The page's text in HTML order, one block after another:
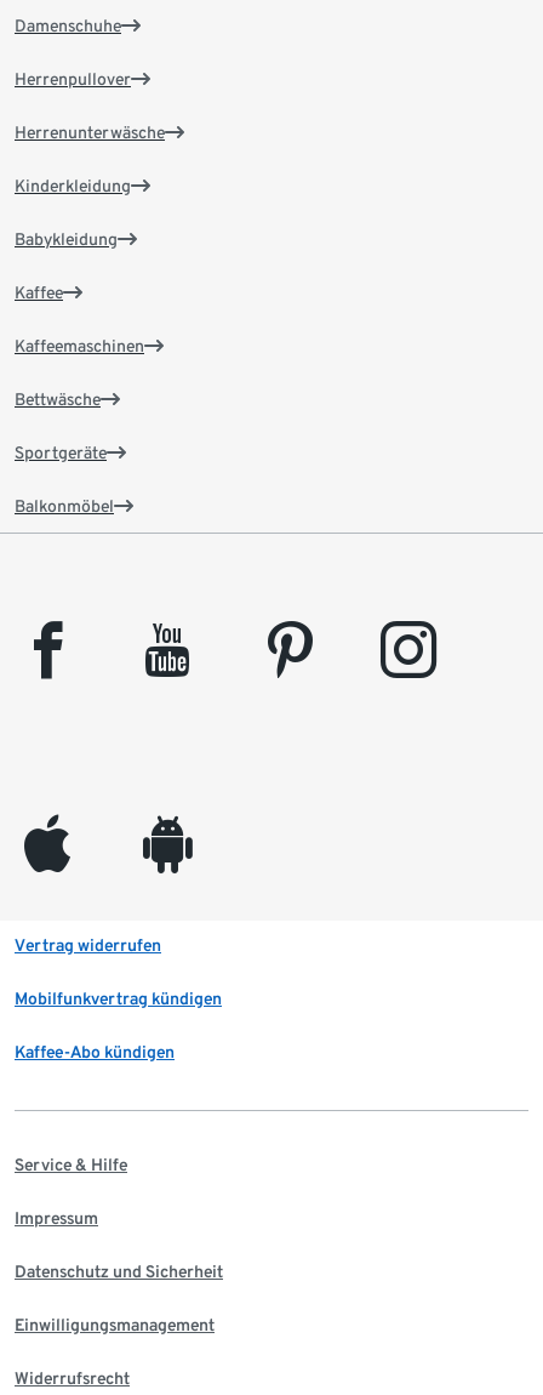
Damenschuhe
Herrenpullover
Herrenunterwäsche
Kinderkleidung
Babykleidung
Kaffee
Kaffeemaschinen
Bettwäsche
Sportgeräte
Balkonmöbel
facebook youtube pinterest instagram
appleinc android
Vertrag widerrufen
Mobilfunkvertrag kündigen
Kaffee-Abo kündigen
Service & Hilfe
Impressum
Datenschutz und Sicherheit
Einwilligungsmanagement
Widerrufsrecht